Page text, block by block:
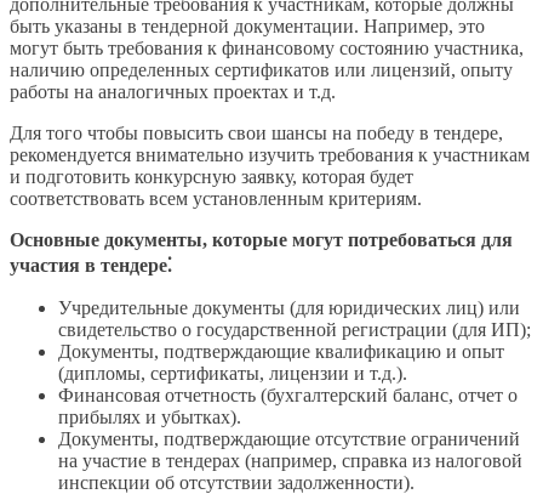
дополнительные требования к участникам, которые должны
быть указаны в тендерной документации. Например, это
могут быть требования к финансовому состоянию участника,
наличию определенных сертификатов или лицензий, опыту
работы на аналогичных проектах и т.д.
Для того чтобы повысить свои шансы на победу в тендере,
рекомендуется внимательно изучить требования к участникам
и подготовить конкурсную заявку, которая будет
соответствовать всем установленным критериям.
Основные документы, которые могут потребоваться для
участия в тендере⁚
Учредительные документы (для юридических лиц) или
свидетельство о государственной регистрации (для ИП);
Документы, подтверждающие квалификацию и опыт
(дипломы, сертификаты, лицензии и т.д.).
Финансовая отчетность (бухгалтерский баланс, отчет о
прибылях и убытках).
Документы, подтверждающие отсутствие ограничений
на участие в тендерах (например, справка из налоговой
инспекции об отсутствии задолженности).